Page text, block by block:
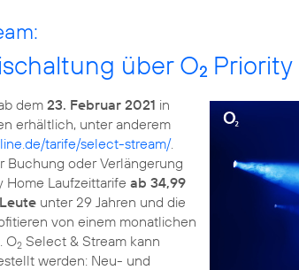
über O2 Priority
dem 23. Februar 2021 in
erhältlich, unter anderem
tarife/select-stream/.
Buchung oder Verlängerung
Home Laufzeittarife ab 34,99
unter 29 Jahren und die
von einem monatlichen
O2 Select & Stream kann
werden: Neu- und